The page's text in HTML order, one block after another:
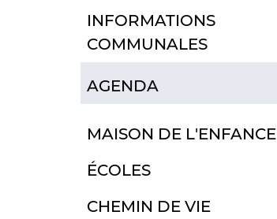
INFORMATIONS
COMMUNALES
AGENDA
MAISON DE L'ENFANCE
ÉCOLES
CHEMIN DE VIE